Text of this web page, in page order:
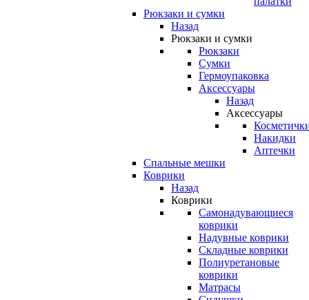
Рюкзаки и сумки
Назад
Рюкзаки и сумки
Рюкзаки
Сумки
Гермоупаковка
Аксессуары
Назад
Аксессуары
Накидки
Аптечки
Спальные мешки
Коврики
Назад
Коврики
Самонадувающиеся
коврики
Надувные коврики
Складные коврики
Полиуретановые
коврики
Матрасы